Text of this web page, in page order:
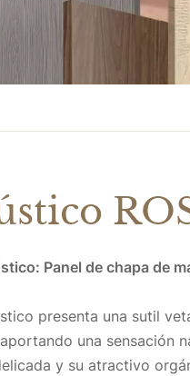
Panel de chapa de
presenta una sutil
una sensación
y su atractivo